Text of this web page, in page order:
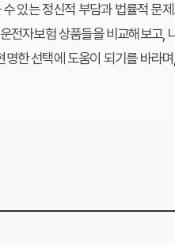
있는 정신적 부담과 법률적 문
전자보험 상품들을 비교해보고,
한 선택에 도움이 되기를 바라